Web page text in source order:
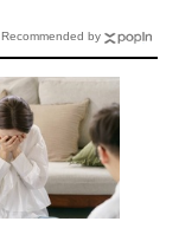
Recommended by